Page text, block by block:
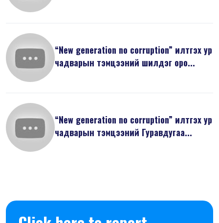
“New generation no corruption” илтгэх ур
чадварын тэмцээний шилдэг оро...
“New generation no corruption” илтгэх ур
чадварын тэмцээний Гуравдугаа...